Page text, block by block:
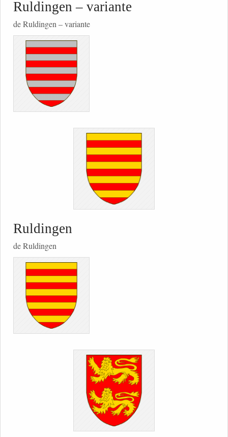
Ruldingen – variante
de Ruldingen – variante
Ruldingen
de Ruldingen